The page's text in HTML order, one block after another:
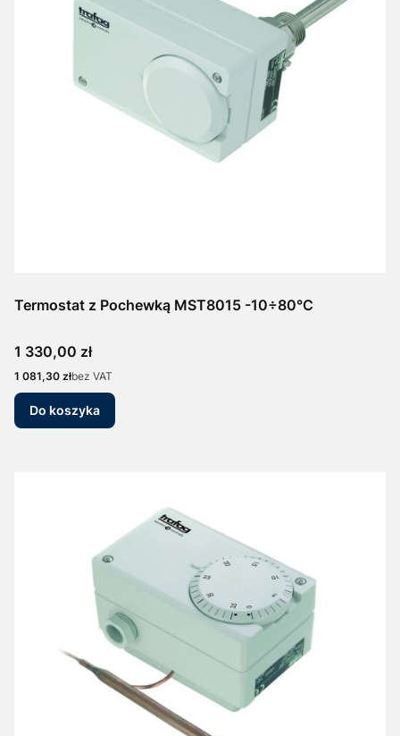
Termostat z Pochewką MST8015 -10÷80°C
Cena
1 330,00 zł
Cena
1 081,30 złbez VAT
Do koszyka